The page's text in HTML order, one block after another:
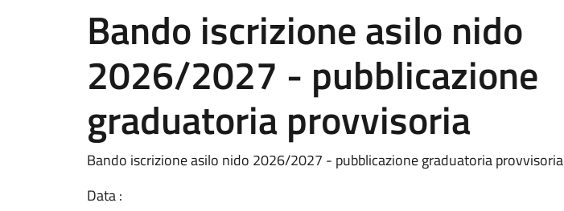
Bando iscrizione asilo nido
2026/2027 - pubblicazione
graduatoria provvisoria
Bando iscrizione asilo nido 2026/2027 - pubblicazione graduatoria provvisoria
Data :